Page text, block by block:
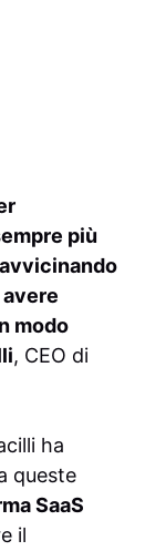
più
modo
, CEO di
ha
queste
SaaS
il